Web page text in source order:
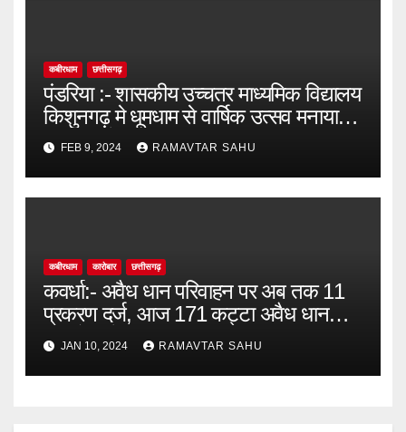
कबीरधाम छत्तीसगढ़
पंडरिया :- शासकीय उच्चतर माध्यमिक विद्यालय
किशुनगढ़ मे धूमधाम से वार्षिक उत्सव मनाया
गया जिसमें मुख्य अतिथि उपाध्यक्ष जनपद
पंचायत पंडरिया तुलश राम कश्यप।
FEB 9, 2024 RAMAVTAR SAHU
कबीरधाम कारोबार छत्तीसगढ़
कवर्धा:- अवैध धान परिवाहन पर अब तक 11
प्रकरण दर्ज, आज 171 कट्टा अवैध धान
भागुटोला में जप्त।
JAN 10, 2024 RAMAVTAR SAHU